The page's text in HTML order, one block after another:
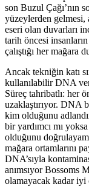
son Buzul Çağı’nın
yüzeylerden gelmesi,
eseri olan duvarları
tarih öncesi
çalıştığı her mağara
Ancak tekniğin katı
kullanılabilir DNA
Süreç tahribatlı: her
uzaklaştırıyor. DNA
kim olduğunu
bir yardımcı mı
olduğunu
mağara ortamlarını
DNA’sıyla
anımsıyor Bossoms
olamayacak kadar